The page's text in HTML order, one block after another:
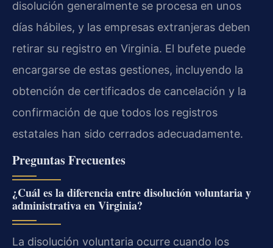
disolución generalmente se procesa en unos
días hábiles, y las empresas extranjeras deben
retirar su registro en Virginia. El bufete puede
encargarse de estas gestiones, incluyendo la
obtención de certificados de cancelación y la
confirmación de que todos los registros
estatales han sido cerrados adecuadamente.
Preguntas Frecuentes
¿Cuál es la diferencia entre disolución voluntaria y
administrativa en Virginia?
La disolución voluntaria ocurre cuando los